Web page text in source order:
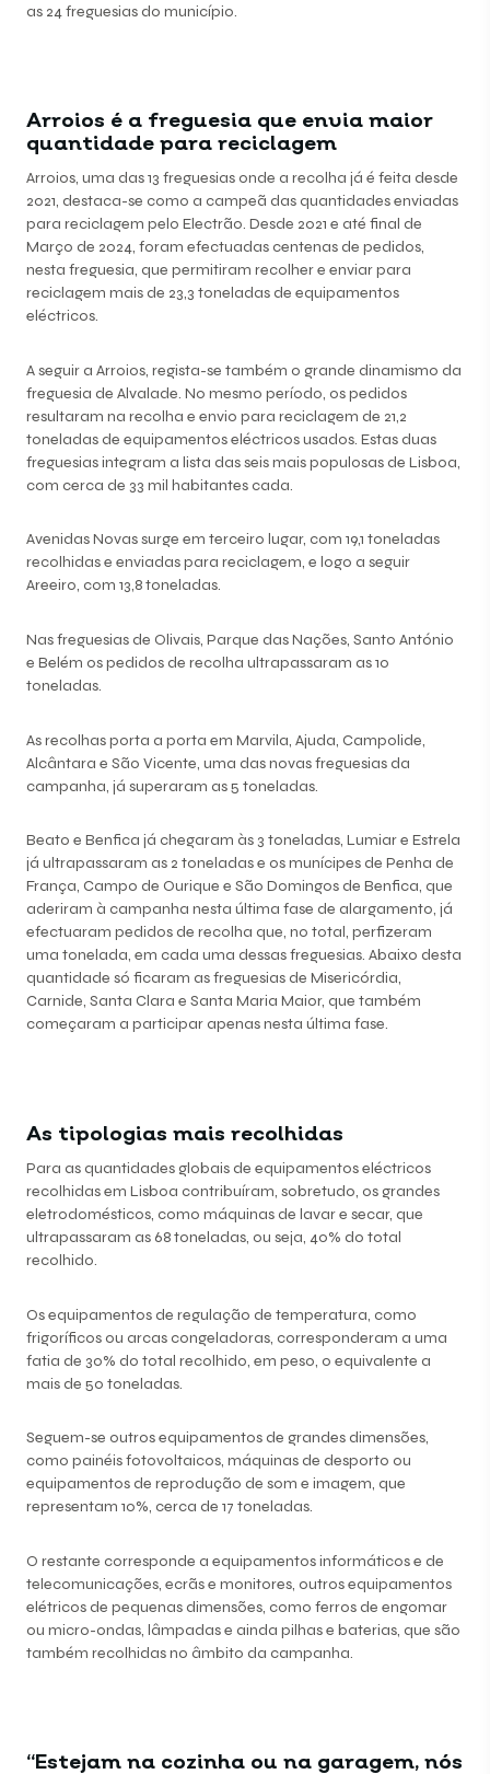
as 24 freguesias do município.
Arroios é a freguesia que envia maior
quantidade para reciclagem
Arroios, uma das 13 freguesias onde a recolha já é feita desde
2021, destaca-se como a campeã das quantidades enviadas
para reciclagem pelo Electrão. Desde 2021 e até final de
Março de 2024, foram efectuadas centenas de pedidos,
nesta freguesia, que permitiram recolher e enviar para
reciclagem mais de 23,3 toneladas de equipamentos
eléctricos.
A seguir a Arroios, regista-se também o grande dinamismo da
freguesia de Alvalade. No mesmo período, os pedidos
resultaram na recolha e envio para reciclagem de 21,2
toneladas de equipamentos eléctricos usados. Estas duas
freguesias integram a lista das seis mais populosas de Lisboa,
com cerca de 33 mil habitantes cada.
Avenidas Novas surge em terceiro lugar, com 19,1 toneladas
recolhidas e enviadas para reciclagem, e logo a seguir
Areeiro, com 13,8 toneladas.
Nas freguesias de Olivais, Parque das Nações, Santo António
e Belém os pedidos de recolha ultrapassaram as 10
toneladas.
As recolhas porta a porta em Marvila, Ajuda, Campolide,
Alcântara e São Vicente, uma das novas freguesias da
campanha, já superaram as 5 toneladas.
Beato e Benfica já chegaram às 3 toneladas, Lumiar e Estrela
já ultrapassaram as 2 toneladas e os munícipes de Penha de
França, Campo de Ourique e São Domingos de Benfica, que
aderiram à campanha nesta última fase de alargamento, já
efectuaram pedidos de recolha que, no total, perfizeram
uma tonelada, em cada uma dessas freguesias. Abaixo desta
quantidade só ficaram as freguesias de Misericórdia,
Carnide, Santa Clara e Santa Maria Maior, que também
começaram a participar apenas nesta última fase.
As tipologias mais recolhidas
Para as quantidades globais de equipamentos eléctricos
recolhidas em Lisboa contribuíram, sobretudo, os grandes
eletrodomésticos, como máquinas de lavar e secar, que
ultrapassaram as 68 toneladas, ou seja, 40% do total
recolhido.
Os equipamentos de regulação de temperatura, como
frigoríficos ou arcas congeladoras, corresponderam a uma
fatia de 30% do total recolhido, em peso, o equivalente a
mais de 50 toneladas.
Seguem-se outros equipamentos de grandes dimensões,
como painéis fotovoltaicos, máquinas de desporto ou
equipamentos de reprodução de som e imagem, que
representam 10%, cerca de 17 toneladas.
O restante corresponde a equipamentos informáticos e de
telecomunicações, ecrãs e monitores, outros equipamentos
elétricos de pequenas dimensões, como ferros de engomar
ou micro-ondas, lâmpadas e ainda pilhas e baterias, que são
também recolhidas no âmbito da campanha.
“Estejam na cozinha ou na garagem, nós